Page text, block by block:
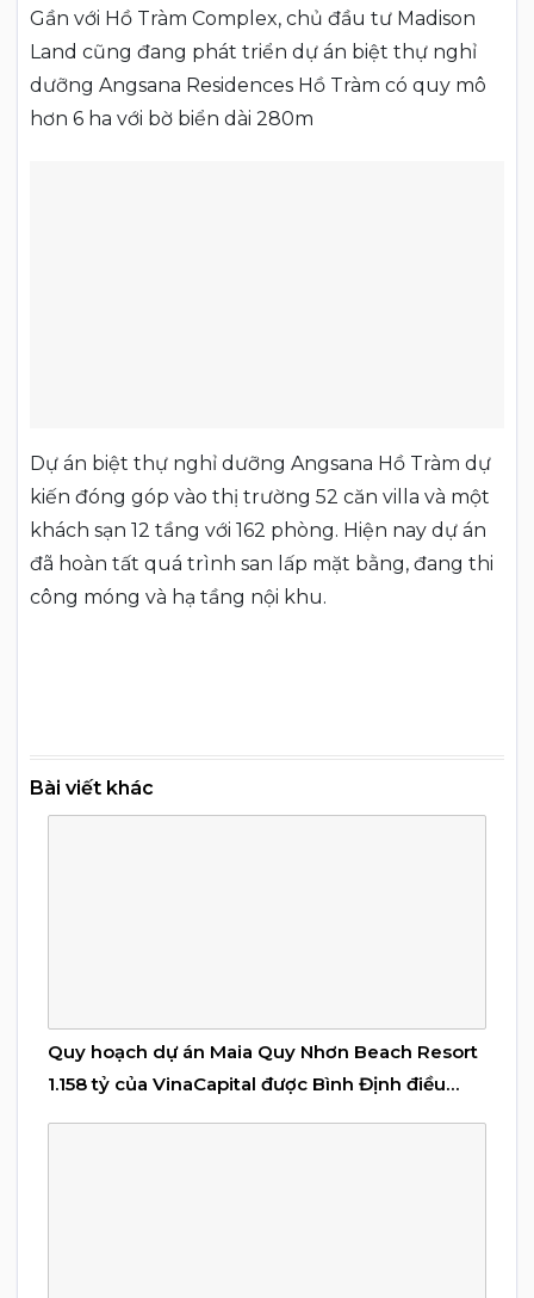
Gần với Hồ Tràm Complex, chủ đầu tư Madison
Land cũng đang phát triển dự án biệt thự nghỉ
dưỡng Angsana Residences Hồ Tràm có quy mô
hơn 6 ha với bờ biển dài 280m
Dự án biệt thự nghỉ dưỡng Angsana Hồ Tràm dự
kiến đóng góp vào thị trường 52 căn villa và một
khách sạn 12 tầng với 162 phòng. Hiện nay dự án
đã hoàn tất quá trình san lấp mặt bằng, đang thi
công móng và hạ tầng nội khu.
Bài viết khác
Quy hoạch dự án Maia Quy Nhơn Beach Resort
1.158 tỷ của VinaCapital được Bình Định điều